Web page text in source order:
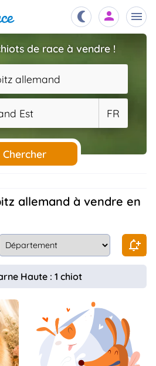
de race à vendre !
allemand
Est FR
Chercher
Haute : 1 chiot